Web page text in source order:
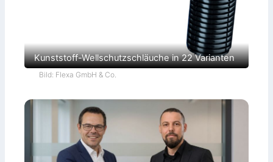
Kunststoff-Wellschutzschläuche in 22 Varianten
Bild: Flexa GmbH & Co.